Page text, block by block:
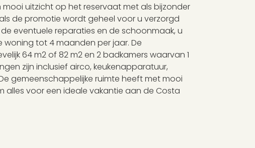
uitzicht op het reservaat met als bijzonder
de promotie wordt geheel voor u verzorgd
eventuele reparaties en de schoonmaak, u
woning tot 4 maanden per jaar. De
64 m2 of 82 m2 en 2 badkamers waarvan 1
zijn inclusief airco, keukenapparatuur,
gemeenschappelijke ruimte heeft met mooi
alles voor een ideale vakantie aan de Costa